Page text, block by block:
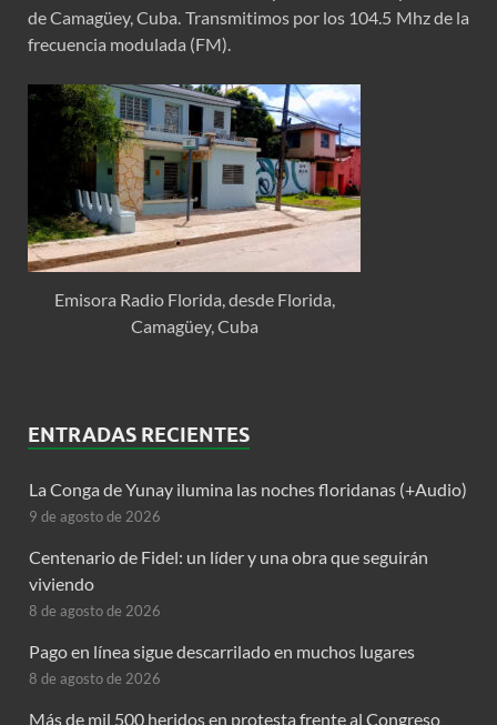
de Camagüey, Cuba. Transmitimos por los 104.5 Mhz de la
frecuencia modulada (FM).
Emisora Radio Florida, desde Florida,
Camagüey, Cuba
ENTRADAS RECIENTES
La Conga de Yunay ilumina las noches floridanas (+Audio)
9 de agosto de 2026
Centenario de Fidel: un líder y una obra que seguirán
viviendo
8 de agosto de 2026
Pago en línea sigue descarrilado en muchos lugares
8 de agosto de 2026
Más de mil 500 heridos en protesta frente al Congreso